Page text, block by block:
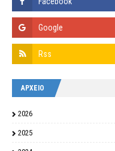
ΑΡΧΕΙΟ
2026
2025